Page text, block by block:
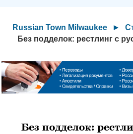
Russian Town Milwaukee ►
Без подделок: рестлинг с
Без подделок: